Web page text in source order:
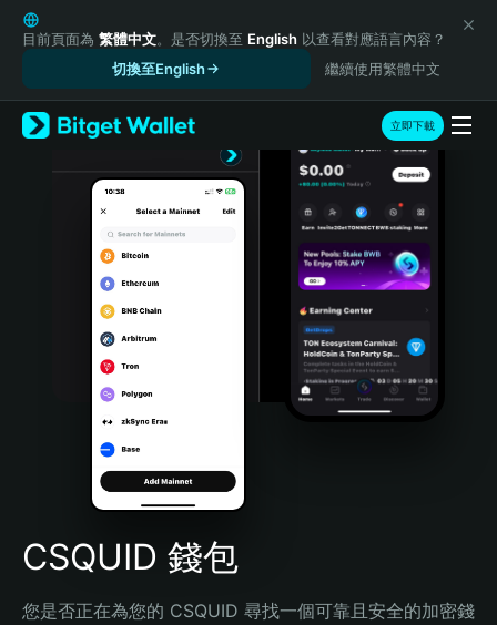
English
日本語
Русский
Español (Latinoamérica)
Türkçe
Português (Portugal)
Bahasa Indonesia
Português (Brasil)
Español (Argentina)
目前頁面為 繁體中文。是否切換至 English 以查看對應語言內容？
切換至English
繼續使用繁體中文
立即下載
CSQUID 錢包
您是否正在為您的 CSQUID 尋找一個可靠且安全的加密錢